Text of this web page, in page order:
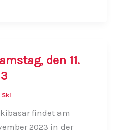
den 11.
Ski
findet am
2023 in der